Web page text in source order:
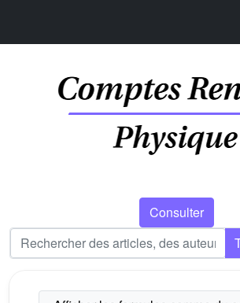
Consulter